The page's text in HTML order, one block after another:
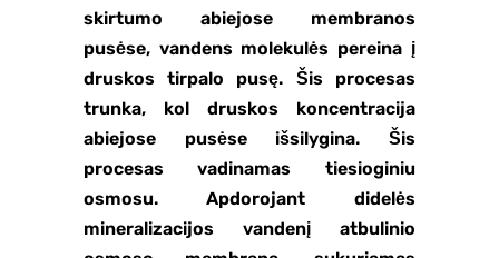
skirtumo abiejose membranos
pusėse, vandens molekulės pereina į
druskos tirpalo pusę. Šis procesas
trunka, kol druskos koncentracija
abiejose pusėse išsilygina. Šis
procesas vadinamas tiesioginiu
osmosu. Apdorojant didelės
mineralizacijos vandenį atbulinio